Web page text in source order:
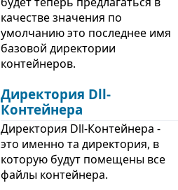
качестве значения по
умолчанию это последнее имя
базовой директории
контейнеров.
Директория Dll-
Контейнера
Директория Dll-Контейнера -
это именно та директория, в
которую будут помещены все
файлы контейнера.